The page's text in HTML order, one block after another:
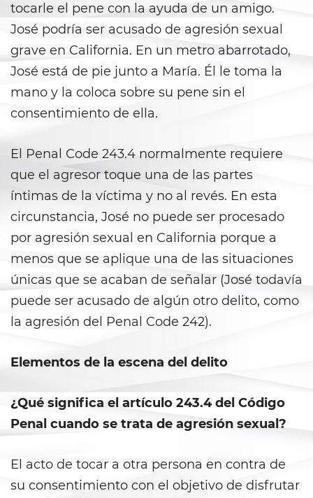
Molestar a un Niño Menor de 18
Años
Penetración Sexual Forzada
Pornografía Infantil
Delitos Violentos
Aumento de Sentencia para
Pandillas
Disuadir a un Testigo
Homicidio
Intento de Asesinato
DUI
tocarle el pene con la ayuda de un amigo.
José podría ser acusado de agresión sexual
grave en California. En un metro abarrotado,
José está de pie junto a María. Él le toma la
mano y la coloca sobre su pene sin el
consentimiento de ella.
El Penal Code 243.4 normalmente requiere
que el agresor toque una de las partes
íntimas de la víctima y no al revés. En esta
circunstancia, José no puede ser procesado
por agresión sexual en California porque a
menos que se aplique una de las situaciones
únicas que se acaban de señalar (José todavía
puede ser acusado de algún otro delito, como
la agresión del Penal Code 242).
Elementos de la escena del delito
¿Qué significa el artículo 243.4 del Código
Penal cuando se trata de agresión sexual?
El acto de tocar a otra persona en contra de
su consentimiento con el objetivo de disfrutar